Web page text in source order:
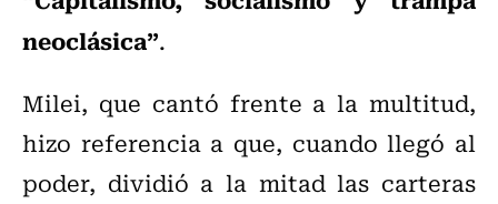
neoclásica”.
Milei, que cantó frente a la multitud,
hizo referencia a que, cuando llegó al
poder, dividió a la mitad las carteras